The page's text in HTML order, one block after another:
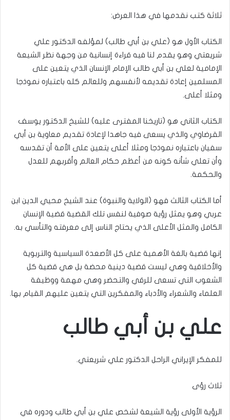
ثلاثة كتب نقدمها في هذا العرض:
الكتاب الأول هو (علي بن أبي طالب) لمؤلفه الدكتور علي
شريعتي وهو يقدم لنا فيه قراءة إنسانية من وجهة نظر الشيعة
الإمامية لعلي بن أبي طالب الإمام الإنسان الذي يتعين على
المسلمين إعادة تقديمه لأنفسهم وللعالم كله باعتباره نموذجا
ومثلا أعلى.
الكتاب الثاني هو (تاريخنا المفترى عليه) للشيخ الدكتور يوسف
القرضاوي والذي يسعى فيه جاهدا لإعادة تقديم معاوية بن أبي
سفيان باعتباره نموذجا ومثلا أعلى يتعين على الأمة أن تقدسه
وأن تعلي شأنه كونه من أعظم حكام العالم وأقربهم للعدل
والحكمة.
أما الكتاب الثالث فهو (الولاية والنبوة) عند الشيخ محيي الدين ابن
عربي وهو يمثل رؤية صوفية لنفس تلك القضية قضية الإنسان
الكامل والمثل الأعلى الذي يحتاج الناس إلى معرفته والتأسي به.
إنها قضية بالغة الأهمية على كل الأصعدة السياسية والتربوية
والأخلاقية وهي ليست قضية دينية محضة بل هي قضية كل
الشعوب التي تسعى للرقي والتحضر وهي مهمة ووظيفة
العلماء والشعراء والأدباء والمفكرين التي يتعين عليهم القيام بها.
علي بن أبي طالب
للمفكر الإيراني الراحل الدكتور علي شريعتي.
ثلاث رؤى
الرؤية الأولى رؤية الشيعة لشخص علي بن أبي طالب ودوره في